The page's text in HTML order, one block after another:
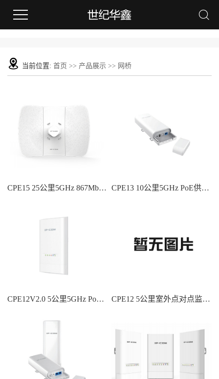
当前位置: 首页 >> 产品展示 >> 网桥
CPE15 25公里5GHz 867Mbps超视距千兆网桥 CPE13 10公里5GHz PoE供电千兆监控网桥
CPE12V2.0 5公里5GHz PoE供电千兆监控网桥 CPE12 5公里室外点对点监控网桥